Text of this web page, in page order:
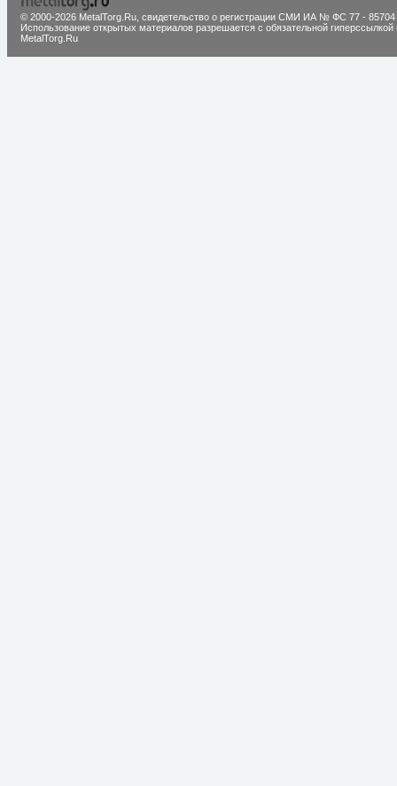
© 2000-2026 MetalTorg.Ru, cвидетельство о регистрации СМИ ИА № ФС 77 - 85704
Использование открытых материалов разрешается с обязательной гиперссылкой
MetalTorg.Ru